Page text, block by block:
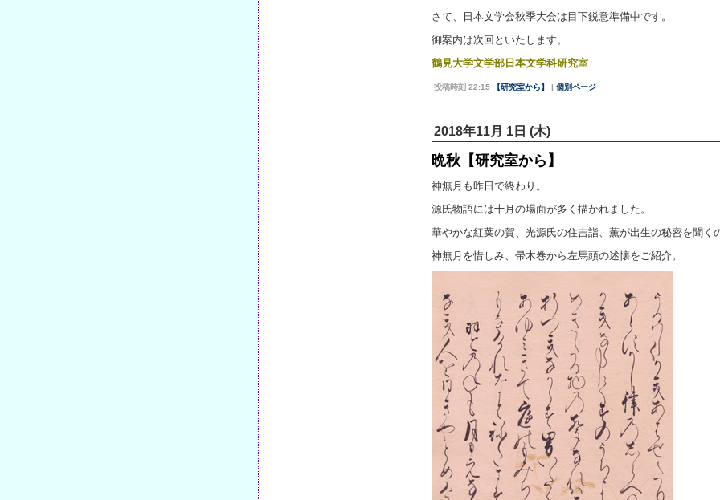
さて、日本文学会秋季大会は目下鋭意準備中です。
御案内は次回といたします。
鶴見大学文学部日本文学科研究室
投稿時刻 22:15 【研究室から】 | 個別ページ
2018年11月 1日 (木)
晩秋【研究室から】
神無月も昨日で終わり。
源氏物語には十月の場面が多く描かれました。
華やかな紅葉の賀、光源氏の住吉詣、薫が出生の秘密を聞く
神無月を惜しみ、帚木巻から左馬頭の述懐をご紹介。